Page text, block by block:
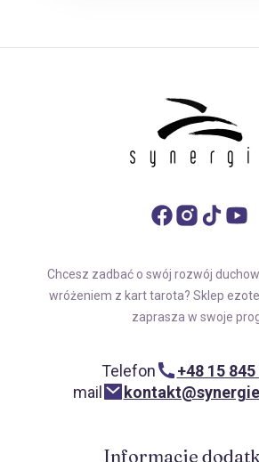
Chcesz zadbać o swój rozwój
wróżeniem z kart tarota? Sklep
zaprasza w swoje
Telefon
+48 15
mail
Informacje